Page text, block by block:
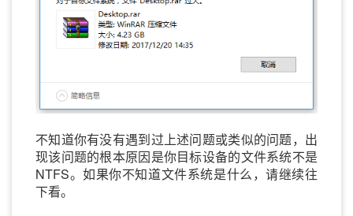
不知道你有没有遇到过上述问题或类似的问题，出
现该问题的根本原因是你目标设备的文件系统不是
NTFS。如果你不知道文件系统是什么，请继续往
下看。